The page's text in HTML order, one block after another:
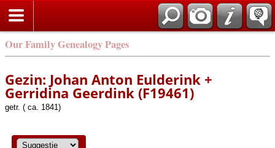
Our Family Genealogy Pages
Gezin: Johan Anton Eulderink +
Gerridina Geerdink (F19461)
getr. ( ca. 1841)